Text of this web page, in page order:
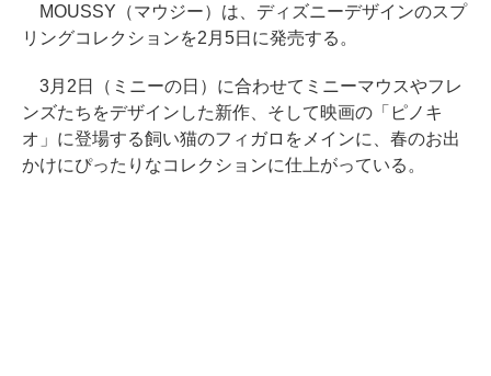
MOUSSY（マウジー）は、ディズニーデザインのスプ
リングコレクションを2月5日に発売する。
3月2日（ミニーの日）に合わせてミニーマウスやフレ
ンズたちをデザインした新作、そして映画の「ピノキ
オ」に登場する飼い猫のフィガロをメインに、春のお出
かけにぴったりなコレクションに仕上がっている。